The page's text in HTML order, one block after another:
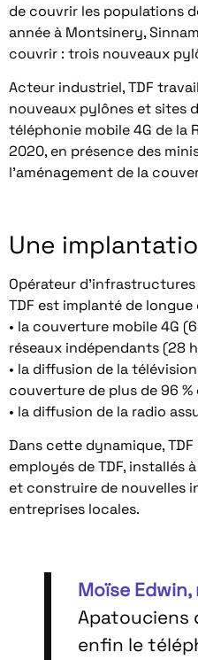
de couvrir les populations
année à Montsinery,
couvrir : trois nouveaux
Acteur industriel, TDF
nouveaux pylônes et sites
téléphonie mobile 4G de la
2020, en présence des
l’aménagement de la
Une
Opérateur
TDF est implanté de
• la couverture mobile 4G
réseaux indépendants (28
• la diffusion de la
couverture de plus de 96
• la diffusion de la radio
Dans cette dynamique,
employés de TDF,
et construire de nouvelles
entreprises locales.
Moïse Edwin,
Apatouciens
enfin le